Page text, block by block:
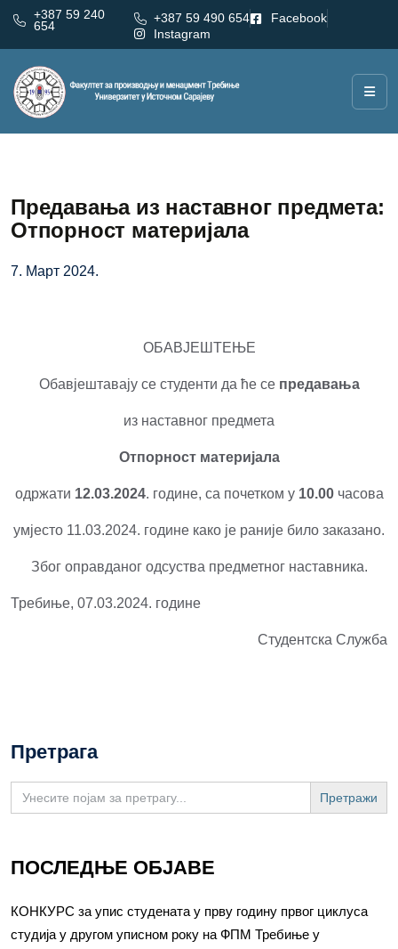
+387 59 240
654
+387 59 490 654
Facebook
Instagram
Предавања из наставног предмета:
Отпорност материјала
7. Март 2024.
ОБАВЈЕШТЕЊЕ
Обавјештавају се студенти да ће се предавања
из наставног предмета
Отпорност материјала
одржати 12.03.2024. године, са почетком у 10.00часова
умјесто 11.03.2024. године како је раније било заказано.
Због оправданог одсуства предметног наставника.
Требиње, 07.03.2024. године
Студентска Служба
Претрага
Search
for:
ПОСЛЕДЊЕ ОБЈАВЕ
КОНКУРС за упис студената у прву годину првог циклуса
студија у другом уписном року на ФПМ Требиње у